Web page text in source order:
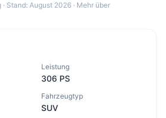
Stand: August 2026 · Mehr über
Leistung
306 PS
Fahrzeugtyp
SUV